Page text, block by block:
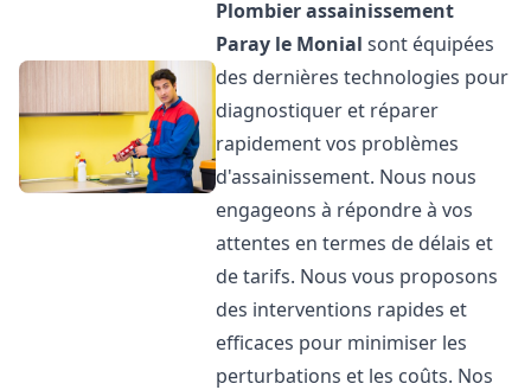
Plombier assainissement
Paray le Monial sont équipées
des dernières technologies pour
diagnostiquer et réparer
rapidement vos problèmes
d'assainissement. Nous nous
engageons à répondre à vos
attentes en termes de délais et
de tarifs. Nous vous proposons
des interventions rapides et
efficaces pour minimiser les
perturbations et les coûts. Nos